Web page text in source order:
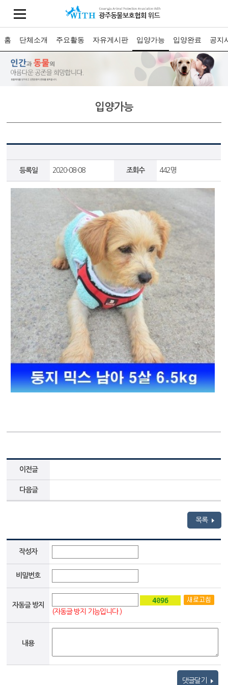
홈 단체소개 주요활동 자유게시판 입양가능 입양완료 공지
입양가능
등록일 2020-08-08 조회수 442명
이전글
다음글
목록
작성자
비밀번호
자동글 방지
(자동글 방지 기능입니다.)
내용
댓글달기